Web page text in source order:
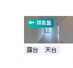
鎖匙盤
露台 天台